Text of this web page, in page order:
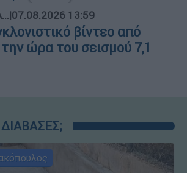
|07.08.2026 13:59
βίντεο από
ώρα του σεισμού 7,1